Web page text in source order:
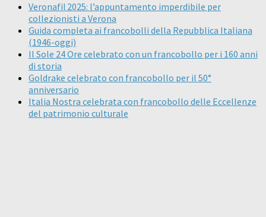
Veronafil 2025: l’appuntamento imperdibile per
collezionisti a Verona
Guida completa ai francobolli della Repubblica Italiana
(1946-oggi)
Il Sole 24 Ore celebrato con un francobollo per i 160 anni
di storia
Goldrake celebrato con francobollo per il 50°
anniversario
Italia Nostra celebrata con francobollo delle Eccellenze
del patrimonio culturale